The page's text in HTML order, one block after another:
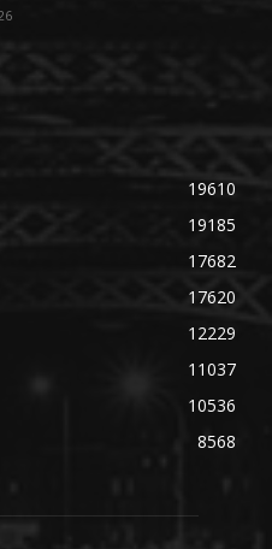
19610
19185
17682
17620
12229
11037
10536
8568